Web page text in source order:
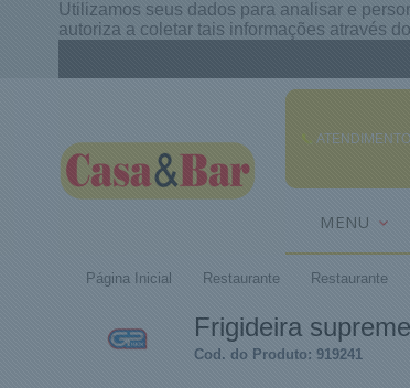
Utilizamos seus dados para analisar e
autoriza a coletar tais informações através
ATENDIMENTO
MENU
Página Inicial Restaurante Restaurante
Frigideira
Cod. do Produto: 919241